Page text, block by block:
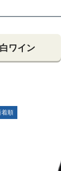
白ワイン
着順